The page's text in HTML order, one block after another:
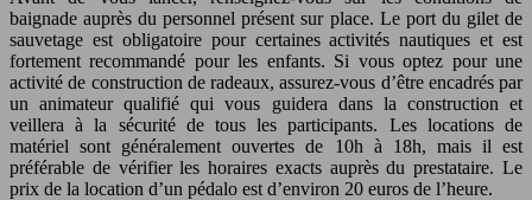
baignade auprès du personnel présent sur place. Le port du gilet de
sauvetage est obligatoire pour certaines activités nautiques et est
fortement recommandé pour les enfants. Si vous optez pour une
activité de construction de radeaux, assurez-vous d’être encadrés par
un animateur qualifié qui vous guidera dans la construction et
veillera à la sécurité de tous les participants. Les locations de
matériel sont généralement ouvertes de 10h à 18h, mais il est
préférable de vérifier les horaires exacts auprès du prestataire. Le
prix de la location d’un pédalo est d’environ 20 euros de l’heure.